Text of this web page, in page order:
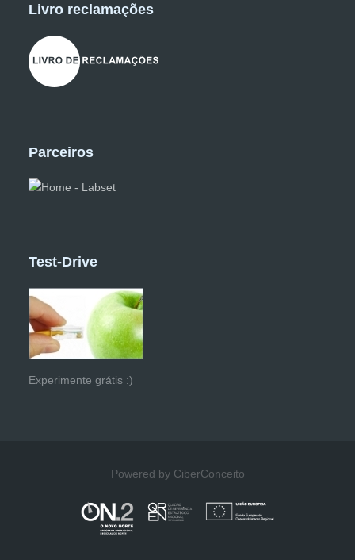
Livro reclamações
Parceiros
Test-Drive
Experimente grátis :)
Powered by CiberConceito